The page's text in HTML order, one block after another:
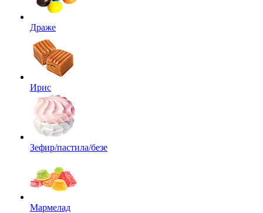
Драже
Ирис
Зефир/пастила/безе
Мармелад